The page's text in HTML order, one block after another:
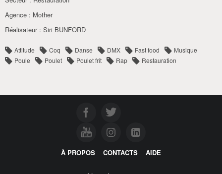
Agence : Mother
Réalisateur : Siri BUNFORD
Attitude Coq Danse DMX Fast food
Musique
Poule
Poulet Poulet frit Rap Restauration
À PROPOS CONTACTS AIDE